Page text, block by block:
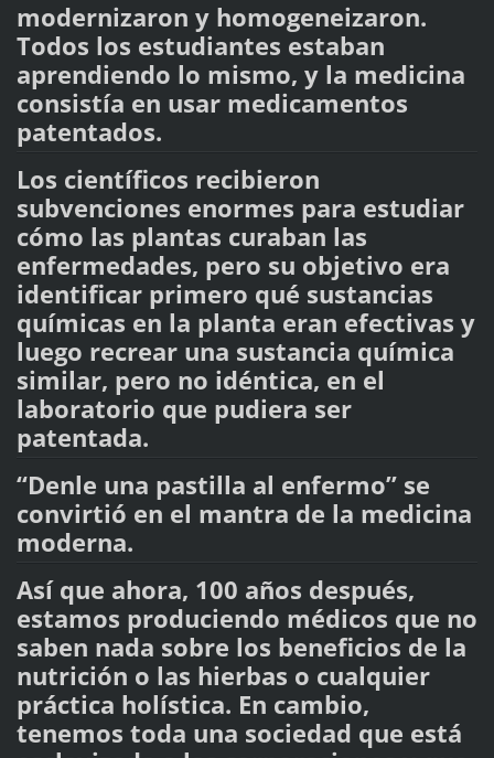
modernizaron y homogeneizaron.
Todos los estudiantes estaban
aprendiendo lo mismo, y la medicina
consistía en usar medicamentos
patentados.
Los científicos recibieron
subvenciones enormes para estudiar
cómo las plantas curaban las
enfermedades, pero su objetivo era
identificar primero qué sustancias
químicas en la planta eran efectivas y
luego recrear una sustancia química
similar, pero no idéntica, en el
laboratorio que pudiera ser
patentada.
“Denle una pastilla al enfermo” se
convirtió en el mantra de la medicina
moderna.
Así que ahora, 100 años después,
estamos produciendo médicos que no
saben nada sobre los beneficios de la
nutrición o las hierbas o cualquier
práctica holística. En cambio,
tenemos toda una sociedad que está